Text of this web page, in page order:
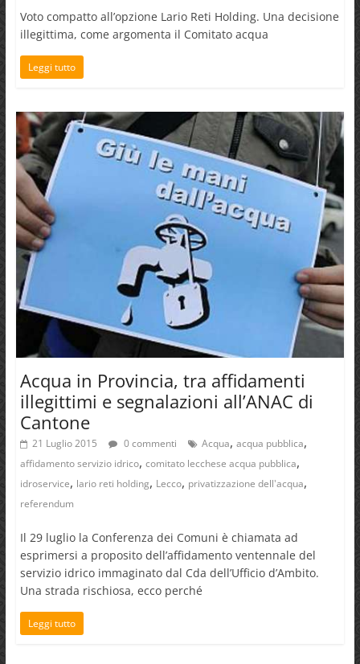
Voto compatto all’opzione Lario Reti Holding. Una decisione
illegittima, come argomenta il Comitato acqua
Leggi tutto
Acqua in Provincia, tra affidamenti
illegittimi e segnalazioni all’ANAC di
Cantone
21 Luglio 2015 0 commenti Acqua, acqua pubblica,
affidamento servizio idrico, comitato lecchese acqua pubblica,
idroservice, lario reti holding, Lecco, privatizzazione dell'acqua,
referendum
Il 29 luglio la Conferenza dei Comuni è chiamata ad
esprimersi a proposito dell’affidamento ventennale del
servizio idrico immaginato dal Cda dell’Ufficio d’Ambito.
Una strada rischiosa, ecco perché
Leggi tutto